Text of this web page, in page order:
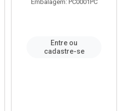
Embalagem: PC0001PC
Entre ou
cadastre-se